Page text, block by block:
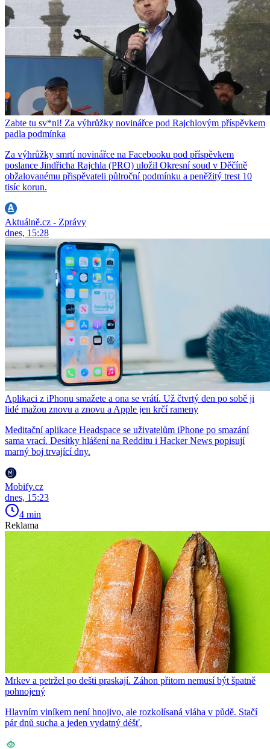
Zabte tu sv*ni! Za výhrůžky novinářce pod Rajchlovým příspěvkem
padla podmínka
Za výhrůžky smrtí novinářce na Facebooku pod příspěvkem
poslance Jindřicha Rajchla (PRO) uložil Okresní soud v Děčíně
obžalovanému přispěvateli půlroční podmínku a peněžitý trest 10
tisíc korun.
Aktuálně.cz - Zprávy
dnes, 15:28
Aplikaci z iPhonu smažete a ona se vrátí. Už čtvrtý den po sobě ji
lidé mažou znovu a znovu a Apple jen krčí rameny
Meditační aplikace Headspace se uživatelům iPhone po smazání
sama vrací. Desítky hlášení na Redditu i Hacker News popisují
marný boj trvající dny.
Mobify.cz
dnes, 15:23
4 min
Reklama
Mrkev a petržel po dešti praskají. Záhon přitom nemusí být špatně
pohnojený
Hlavním viníkem není hnojivo, ale rozkolísaná vláha v půdě. Stačí
pár dnů sucha a jeden vydatný déšť.